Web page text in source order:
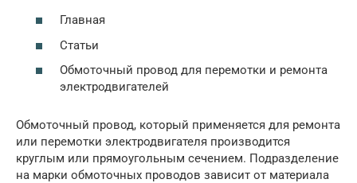
Главная
Статьи
Обмоточный провод для перемотки и ремонта
электродвигателей
Обмоточный провод, который применяется для ремонта
или перемотки электродвигателя производится
круглым или прямоугольным сечением. Подразделение
на марки обмоточных проводов зависит от материала